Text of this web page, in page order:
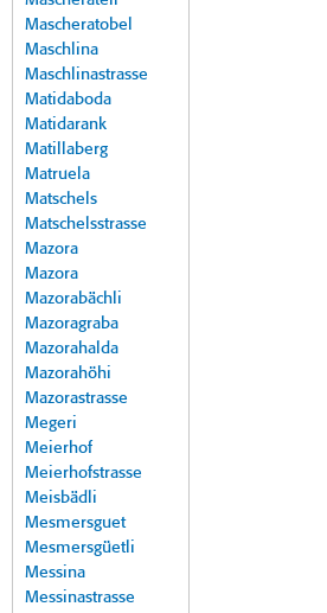
Mascheratobel
Maschlina
Maschlinastrasse
Matidaboda
Matidarank
Matillaberg
Matruela
Matschels
Matschelsstrasse
Mazora
Mazora
Mazorabächli
Mazoragraba
Mazorahalda
Mazorahöhi
Mazorastrasse
Megeri
Meierhof
Meierhofstrasse
Meisbädli
Mesmersguet
Mesmersgüetli
Messina
Messinastrasse